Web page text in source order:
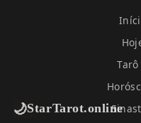
🌙StarTarot.online
Tarô